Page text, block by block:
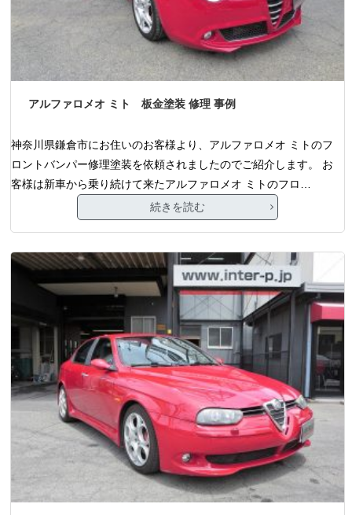
アルファロメオ ミト 板金塗装 修理 事例
神奈川県鎌倉市にお住いのお客様より、アルファロメオ ミトのフ
ロントバンパー修理塗装を依頼されましたのでご紹介します。 お
客様は新車から乗り続けて来たアルファロメオ ミトのフロ…
続きを読む